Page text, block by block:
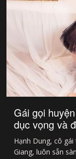
Gái gọi
dục vọng và
Hạnh Dung, cô
Giang, luôn sẵn